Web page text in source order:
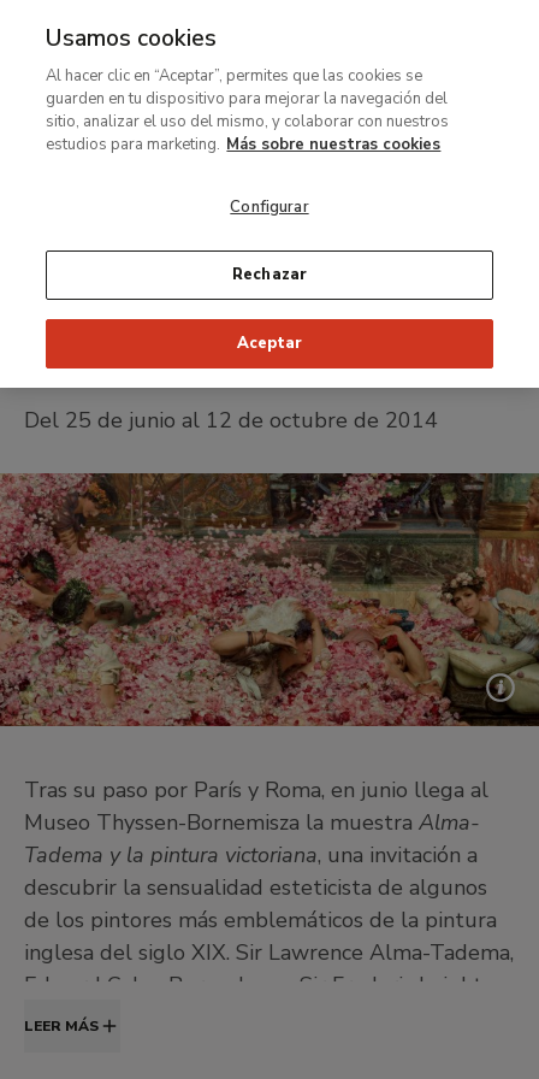
MENÚ
contenido
principal
Exposición temporal
Alma-Tadema y la
pintura victoriana
en la Colección
Pérez Simón
Del 25 de junio al 12 de octubre de 2014
Tras su paso por París y Roma, en junio llega al
Museo Thyssen-Bornemisza la muestra Alma-
Tadema y la pintura victoriana, una invitación a
descubrir la sensualidad esteticista de algunos
de los pintores más emblemáticos de la pintura
inglesa del siglo XIX. Sir Lawrence Alma-Tadema,
Edward Coley Burne-Jones, Sir Frederic Leighton,
Albert J. Moore o Dante Gabriel Rossetti
LEER MÁS
Usamos cookies
Al hacer clic en “Aceptar”, permites que las cookies se
guarden en tu dispositivo para mejorar la navegación del
sitio, analizar el uso del mismo, y colaborar con nuestros
estudios para marketing. Más sobre nuestras cookies
Configurar
Rechazar
Aceptar